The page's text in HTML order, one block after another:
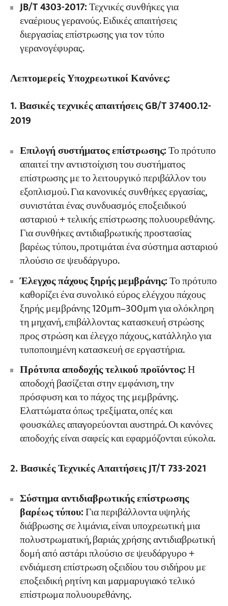
JB/T 4303-2017:Τεχνικές συνθήκες για
εναέριους γερανούς. Ειδικές απαιτήσεις
διεργασίας επίστρωσης για τον τύπο
γερανογέφυρας.
Λεπτομερείς Υποχρεωτικοί Κανόνες:
1. Βασικές τεχνικές απαιτήσεις GB/T 37400.12-
2019
Επιλογή συστήματος επίστρωσης:Το πρότυπο
απαιτεί την αντιστοίχιση του συστήματος
επίστρωσης με το λειτουργικό περιβάλλον του
εξοπλισμού. Για κανονικές συνθήκες εργασίας,
συνιστάται ένας συνδυασμός εποξειδικού
ασταριού + τελικής επίστρωσης πολυουρεθάνης.
Για συνθήκες αντιδιαβρωτικής προστασίας
βαρέως τύπου, προτιμάται ένα σύστημα ασταριού
πλούσιο σε ψευδάργυρο.
Έλεγχος πάχους ξηρής μεμβράνης:Το πρότυπο
καθορίζει ένα συνολικό εύρος ελέγχου πάχους
ξηρής μεμβράνης 120μm–300μm για ολόκληρη
τη μηχανή, επιβάλλοντας κατασκευή στρώσης
προς στρώση και έλεγχο πάχους, κατάλληλο για
τυποποιημένη κατασκευή σε εργαστήρια.
Πρότυπα αποδοχής τελικού προϊόντος:Η
αποδοχή βασίζεται στην εμφάνιση, την
πρόσφυση και το πάχος της μεμβράνης.
Ελαττώματα όπως τρεξίματα, οπές και
φουσκάλες απαγορεύονται αυστηρά. Οι κανόνες
αποδοχής είναι σαφείς και εφαρμόζονται εύκολα.
2. Βασικές Τεχνικές Απαιτήσεις JT/T 733-2021
Σύστημα αντιδιαβρωτικής επίστρωσης
βαρέως τύπου:Για περιβάλλοντα υψηλής
διάβρωσης σε λιμάνια, είναι υποχρεωτική μια
πολυστρωματική, βαριάς χρήσης αντιδιαβρωτική
δομή από αστάρι πλούσιο σε ψευδάργυρο +
ενδιάμεση επίστρωση οξειδίου του σιδήρου με
εποξειδική ρητίνη και μαρμαρυγιακό τελικό
επίστρωμα πολυουρεθάνης.